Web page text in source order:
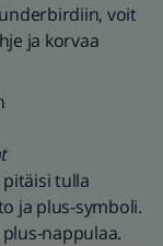
voit
ja korvaa
tulla
ja plus-symboli.
nappulaa.